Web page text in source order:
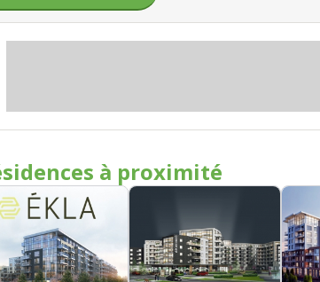
à proximité